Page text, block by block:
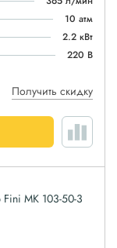
10 атм
2.2 кВт
220 В
Получить скидку
MK 103-50-3